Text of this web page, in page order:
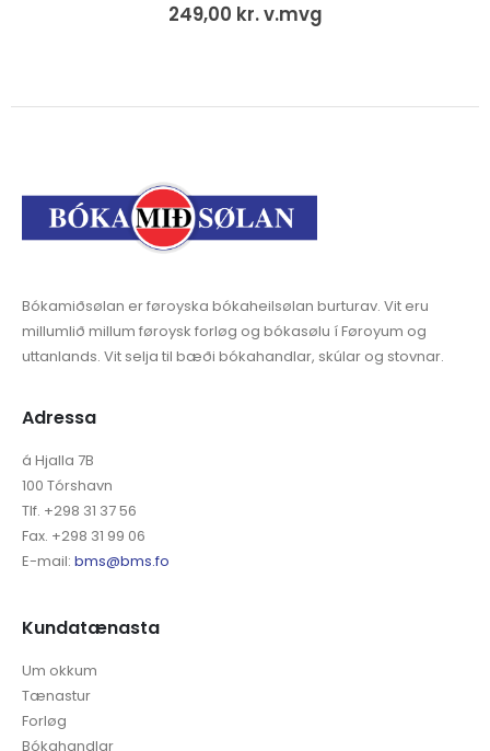
249,00 kr.v.mvg
Bókamiðsølan er føroyska bókaheilsølan burturav. Vit eru
millumlið millum føroysk forløg og bókasølu í Føroyum og
uttanlands. Vit selja til bæði bókahandlar, skúlar og stovnar.
Adressa
á Hjalla 7B
100 Tórshavn
Tlf. +298 31 37 56
Fax. +298 31 99 06
E-mail: bms@bms.fo
Kundatænasta
Um okkum
Tænastur
Forløg
Bókahandlar